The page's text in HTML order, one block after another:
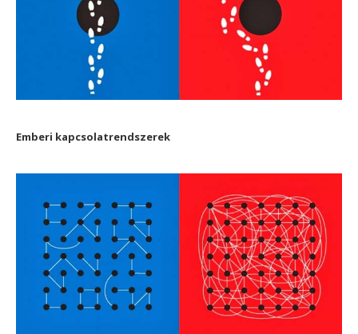
Emberi kapcsolatrendszerek